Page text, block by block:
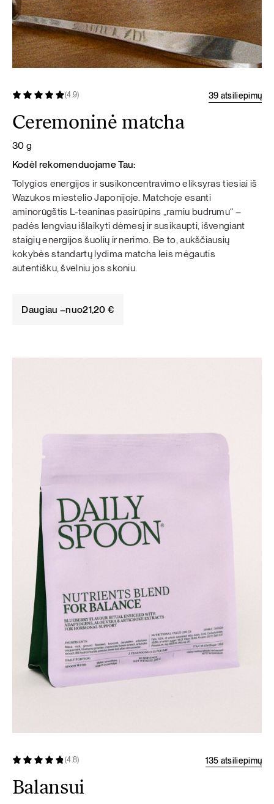
(4.9) 39 atsiliepimų
Ceremoninė matcha
30 g
Kodėl rekomenduojame Tau:
Tolygios energijos ir susikoncentravimo eliksyras tiesiai iš
Wazukos miestelio Japonijoje. Matchoje esanti
aminorūgštis L-teaninas pasirūpins „ramiu budrumu“ –
padės lengviau išlaikyti dėmesį ir susikaupti, išvengiant
staigių energijos šuolių ir nerimo. Be to, aukščiausių
kokybės standartų lydima matcha leis mėgautis
autentišku, švelniu jos skoniu.
Daugiau –nuo21,20€
(4.8) 135 atsiliepimų
Balansui